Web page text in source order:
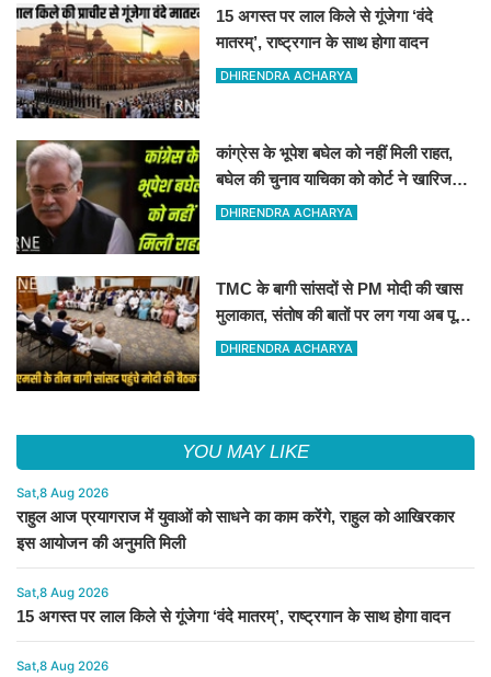
15 अगस्त पर लाल किले से गूंजेगा ‘वंदे
मातरम्’, राष्ट्रगान के साथ होगा वादन
DHIRENDRA ACHARYA
कांग्रेस के भूपेश बघेल को नहीं मिली राहत,
बघेल की चुनाव याचिका को कोर्ट ने खारिज
कर दिया
DHIRENDRA ACHARYA
TMC के बागी सांसदों से PM मोदी की खास
मुलाकात, संतोष की बातों पर लग गया अब पूरी
तरह विराम
DHIRENDRA ACHARYA
YOU MAY LIKE
Sat,8 Aug 2026
राहुल आज प्रयागराज में युवाओं को साधने का काम करेंगे, राहुल को आखिरकार
इस आयोजन की अनुमति मिली
Sat,8 Aug 2026
15 अगस्त पर लाल किले से गूंजेगा ‘वंदे मातरम्’, राष्ट्रगान के साथ होगा वादन
Sat,8 Aug 2026